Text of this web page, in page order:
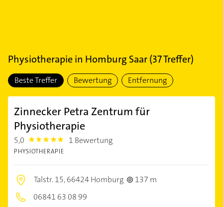
Physiotherapiein Homburg Saar(37Treffer)
Beste Treffer Bewertung Entfernung
Zinnecker Petra Zentrum für
Physiotherapie
5,0 5.0 1 Bewertung
PHYSIOTHERAPIE
Talstr. 15,66424 Homburg
137 m
06841 63 08 99